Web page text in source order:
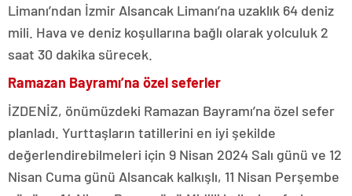
Limanı’ndan İzmir Alsancak Limanı’na uzaklık 64 deniz
mili. Hava ve deniz koşullarına bağlı olarak yolculuk 2
saat 30 dakika sürecek.
Ramazan Bayramı’na özel seferler
İZDENİZ, önümüzdeki Ramazan Bayramı’na özel sefer
planladı. Yurttaşların tatillerini en iyi şekilde
değerlendirebilmeleri için 9 Nisan 2024 Salı günü ve 12
Nisan Cuma günü Alsancak kalkışlı, 11 Nisan Perşembe